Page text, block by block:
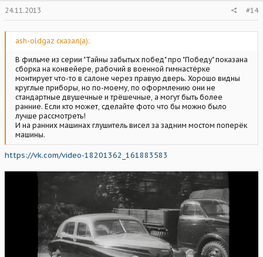
24.11.2013 #14
ash-oldgaz сказал(а):
В фильме из серии "Тайны забытых побед" про "Победу" показана
сборка на конвейере, рабочий в военной гимнастёрке
монтирует что-то в салоне через правую дверь. Хорошо видны
круглые приборы, но по-моему, по оформлению они не
стандартные двушечные и трёшечные, а могут быть более
ранние. Если кто может, сделайте фото что бы можно было
лучше рассмотреть!
И на ранних машинах глушитель висел за задним мостом поперёк
машины.
https://vk.com/video-18201362_161883583